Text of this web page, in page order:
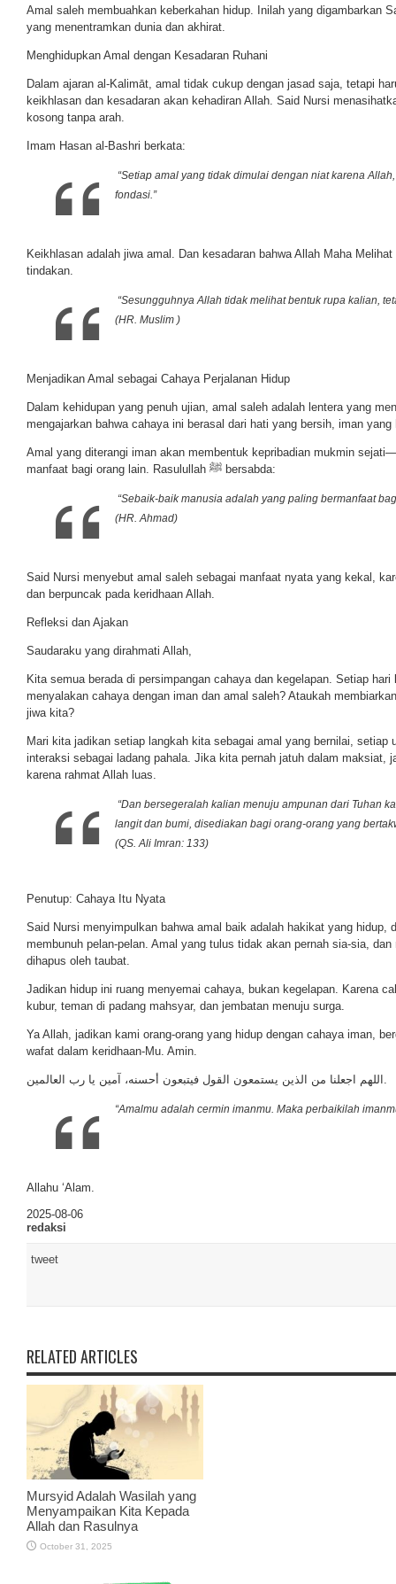
Amal saleh membuahkan keberkahan hidup. Inilah yang digambarkan
yang menentramkan dunia dan akhirat.
Menghidupkan Amal dengan Kesadaran Ruhani
Dalam ajaran al-Kalimāt, amal tidak cukup dengan jasad saja, tetapi
keikhlasan dan kesadaran akan kehadiran Allah. Said Nursi
kosong tanpa arah.
Imam Hasan al-Bashri berkata:
“Setiap amal yang tidak dimulai dengan niat karena
fondasi.”
Keikhlasan adalah jiwa amal. Dan kesadaran bahwa Allah Maha
tindakan.
“Sesungguhnya Allah tidak melihat bentuk rupa kalian,
(HR. Muslim )
Menjadikan Amal sebagai Cahaya Perjalanan Hidup
Dalam kehidupan yang penuh ujian, amal saleh adalah lentera yang
mengajarkan bahwa cahaya ini berasal dari hati yang bersih, iman
Amal yang diterangi iman akan membentuk kepribadian mukmin
manfaat bagi orang lain. Rasulullah ﷺ bersabda:
“Sebaik-baik manusia adalah yang paling bermanfaat
(HR. Ahmad)
Said Nursi menyebut amal saleh sebagai manfaat nyata yang kekal,
dan berpuncak pada keridhaan Allah.
Refleksi dan Ajakan
Saudaraku yang dirahmati Allah,
Kita semua berada di persimpangan cahaya dan kegelapan. Setiap
menyalakan cahaya dengan iman dan amal saleh? Ataukah
jiwa kita?
Mari kita jadikan setiap langkah kita sebagai amal yang bernilai, setiap
interaksi sebagai ladang pahala. Jika kita pernah jatuh dalam maksiat,
karena rahmat Allah luas.
“Dan bersegeralah kalian menuju ampunan dari Tuhan
langit dan bumi, disediakan bagi orang-orang yang
(QS. Ali Imran: 133)
Penutup: Cahaya Itu Nyata
Said Nursi menyimpulkan bahwa amal baik adalah hakikat yang hidup,
membunuh pelan-pelan. Amal yang tulus tidak akan pernah sia-sia,
dihapus oleh taubat.
Jadikan hidup ini ruang menyemai cahaya, bukan kegelapan. Karena
kubur, teman di padang mahsyar, dan jembatan menuju surga.
Ya Allah, jadikan kami orang-orang yang hidup dengan cahaya iman,
wafat dalam keridhaan-Mu. Amin.
اللهم اجعلنا من الذين يستمعون القول فيتبعون أحسنه، آمين يا رب العالمين.
“Amalmu adalah cermin imanmu. Maka perbaikilah
Allahu ‘Alam.
2025-08-06
redaksi
tweet
RELATED ARTICLES
Mursyid Adalah Wasilah yang
Menyampaikan Kita Kepada
Allah dan Rasulnya
October 31, 2025